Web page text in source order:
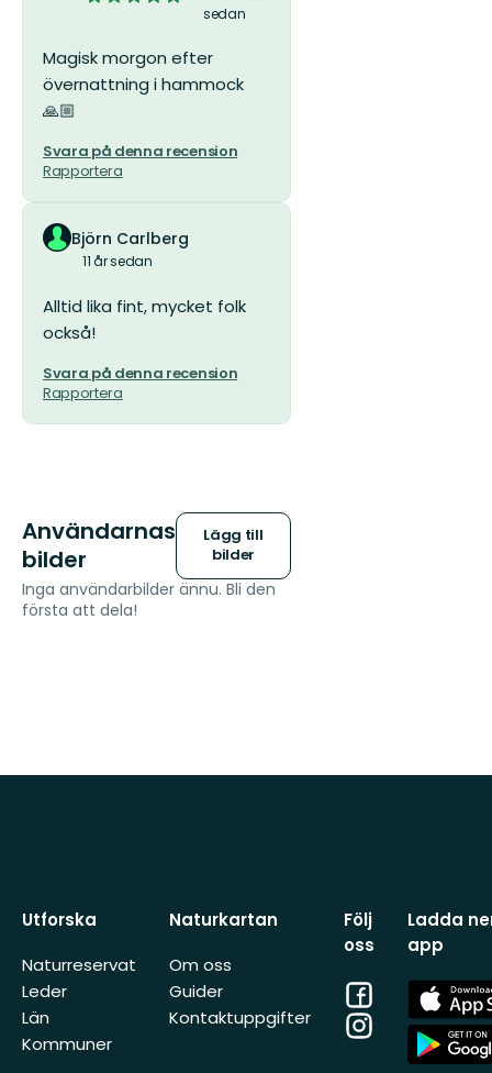
stjärnor
sedan
Magisk morgon efter
övernattning i hammock
🙏🏼
Svara på denna recension
Rapportera
Björn Carlberg
11 år sedan
Alltid lika fint, mycket folk
också!
Svara på denna recension
Rapportera
Användarnas
bilder
Lägg till
bilder
Inga användarbilder ännu. Bli den
första att dela!
Utforska
Naturreservat
Leder
Län
Kommuner
Naturkartan
Om oss
Guider
Kontaktuppgifter
Följ
oss
Facebook
Instagram
Ladda
app
App
Store
App
Store